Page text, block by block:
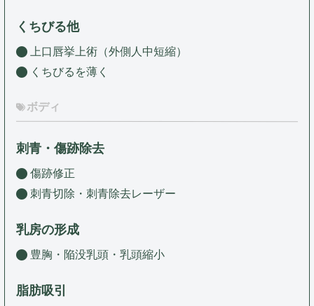
くちびる他
上口唇挙上術（外側人中短縮）
くちびるを薄く
ボディ
刺青・傷跡除去
傷跡修正
刺青切除・刺青除去レーザー
乳房の形成
豊胸・陥没乳頭・乳頭縮小
脂肪吸引